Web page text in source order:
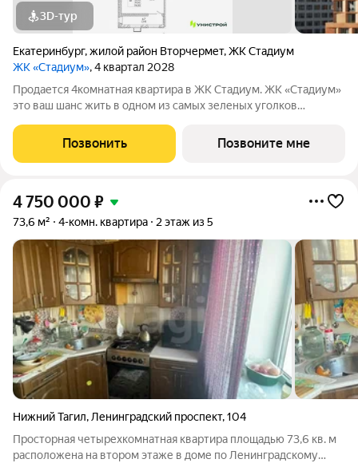
3D-тур
Екатеринбург,жилой район Вторчермет,ЖК Стадиум
ЖК «Стадиум», 4 квартал 2028
Продается 4комнатная квартира в ЖК Стадиум. ЖК «Стадиум»
это ваш шанс жить в одном из самых зеленых уголков
важного. Комплекс строится между улицами 8 Марта,
Рижским переулком, Московской и
Позвонить Позвоните мне
4 750 000 ₽
73,6 м² 4-комн. квартира 2 этаж из 5
Нижний Тагил, Ленинградский проспект,104
Просторная четырехкомнатная квартира площадью 73,6 кв. м
расположена на втором этаже в доме по Ленинградскому